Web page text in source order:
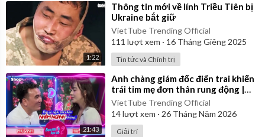
1:22
⁣Thông tin mới về lính Triều Tiên bị
Ukraine bắt giữ
VietTube Trending Official
111 lượt xem · 16 Tháng Giêng 2025
Tin tức và Chính trị
21:43
⁣Anh chàng giám đốc điển trai khiến
trái tim mẹ đơn thân rung động |
Bạn Muốn Hẹn Hò
VietTube Trending Official
14lượt xem · 26 Tháng Năm 2026
Giải trí